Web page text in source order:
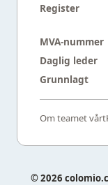
Register
MVA-nummer
Daglig leder
Grunnlagt
Om teamet vårt
©2026